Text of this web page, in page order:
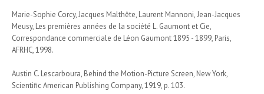
Marie-Sophie Corcy, Jacques Malthête, Laurent Mannoni, Jean-Jacques
Meusy, Les premières années de la société L. Gaumont et Cie,
Correspondance commerciale de Léon Gaumont 1895 - 1899, Paris,
AFRHC, 1998.
Austin C. Lescarboura, Behind the Motion-Picture Screen, New York,
Scientific American Publishing Company, 1919, p. 103.